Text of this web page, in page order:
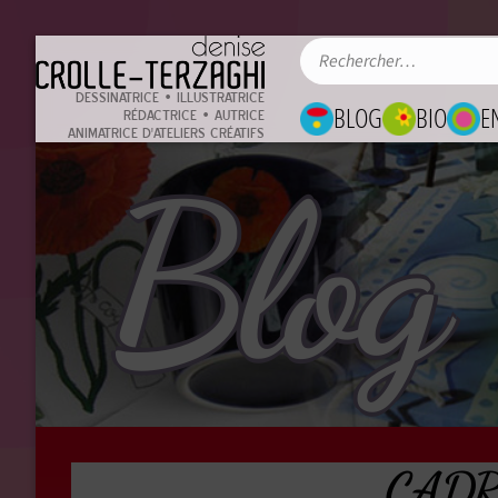
DESSINATRICE • ILLUSTRATRICE
RÉDACTRICE • AUTRICE
ANIMATRICE D'ATELIERS CRÉATIFS
BLOG BIO
Blog